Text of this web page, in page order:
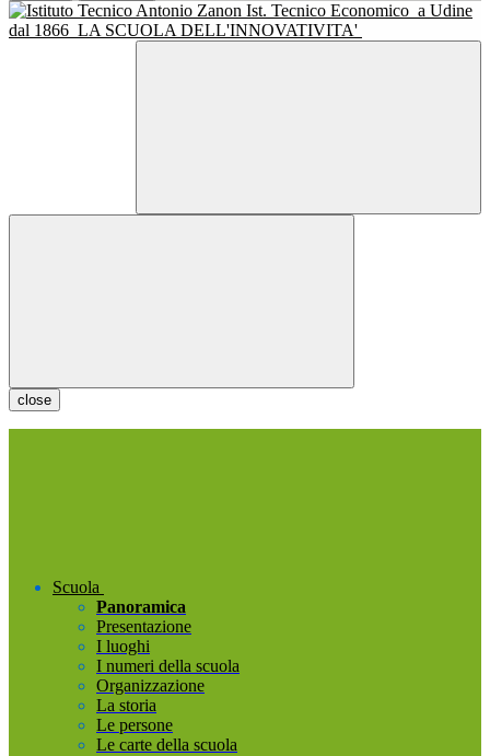
Ist. Tecnico Economico a Udine
dal 1866 LA SCUOLA DELL'INNOVATIVITA'
close
Scuola
Panoramica
Presentazione
I luoghi
I numeri della scuola
Organizzazione
La storia
Le persone
Le carte della scuola